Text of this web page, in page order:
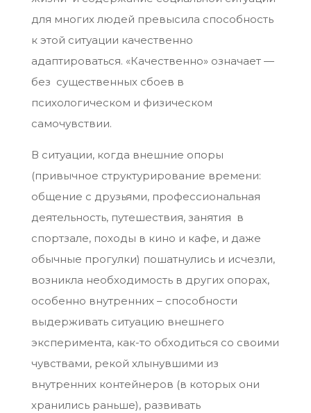
для многих людей превысила способность
к этой ситуации качественно
адаптироваться. «Качественно» означает —
без существенных сбоев в
психологическом и физическом
самочувствии.
В ситуации, когда внешние опоры
(привычное структурирование времени:
общение с друзьями, профессиональная
деятельность, путешествия, занятия в
спортзале, походы в кино и кафе, и даже
обычные прогулки) пошатнулись и исчезли,
возникла необходимость в других опорах,
особенно внутренних – способности
выдерживать ситуацию внешнего
эксперимента, как-то обходиться со своими
чувствами, рекой хлынувшими из
внутренних контейнеров (в которых они
хранились раньше), развивать